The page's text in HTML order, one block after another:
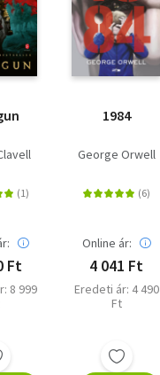
Ft
8 999
1984
George Orwell
Online ár:
4 041 Ft
Eredeti ár: 4 490
Ft